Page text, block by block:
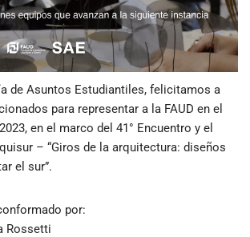
de Asuntos Estudiantiles, felicitamos a
para representar a la FAUD en el
en el marco del 41° Encuentro y el
– “Giros de la arquitectura: diseños
el sur”.
por:
Rossetti